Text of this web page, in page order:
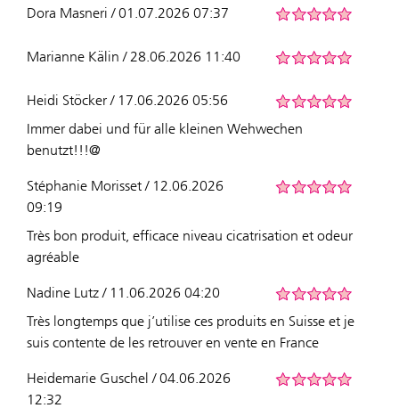
Dora Masneri / 01.07.2026 07:37
Marianne Kälin / 28.06.2026 11:40
Heidi Stöcker / 17.06.2026 05:56
Immer dabei und für alle kleinen Wehwechen
benutzt!!!@
Stéphanie Morisset / 12.06.2026
09:19
Très bon produit, efficace niveau cicatrisation et odeur
agréable
Nadine Lutz / 11.06.2026 04:20
Très longtemps que j’utilise ces produits en Suisse et je
suis contente de les retrouver en vente en France
Heidemarie Guschel / 04.06.2026
12:32